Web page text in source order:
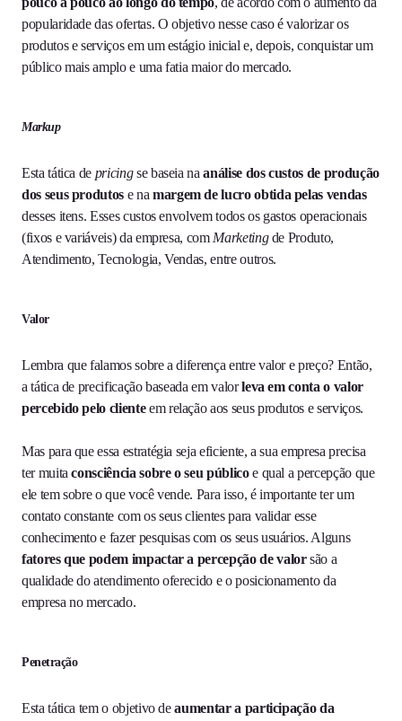
popularidade das ofertas. O objetivo nesse caso é valorizar os
produtos e serviços em um estágio inicial e, depois, conquistar um
público mais amplo e uma fatia maior do mercado.
Markup
Esta tática de pricingse baseia na análise dos custos de produção
dos seus produtos e na margem de lucro obtida pelas vendas
desses itens. Esses custos envolvem todos os gastos operacionais
(fixos e variáveis) da empresa, com Marketingde Produto,
Atendimento, Tecnologia, Vendas, entre outros.
Valor
Lembra que falamos sobre a diferença entre valor e preço? Então,
a tática de precificação baseada em valorleva em conta o valor
percebido pelo clienteem relação aos seus produtos e serviços.
Mas para que essa estratégia seja eficiente, a sua empresa precisa
ter muitaconsciência sobre o seu públicoe qual a percepção que
ele tem sobre o que você vende. Para isso, é importante ter um
contato constante com os seus clientes para validar esse
conhecimento e fazer pesquisas com os seus usuários. Alguns
fatores que podem impactar a percepção de valorsão a
qualidade do atendimento oferecido e o posicionamento da
empresa no mercado.
Penetração
Esta tática tem o objetivo deaumentar a participação da